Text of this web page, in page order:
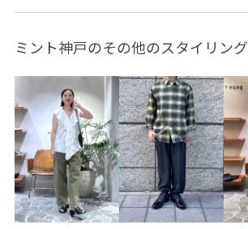
ミント神戸のその他のスタイリング